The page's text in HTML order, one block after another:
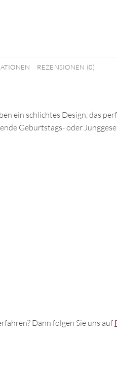
REZENSIONEN (0)
ein schlichtes Design, das
Geburtstags- oder
Dann folgen Sie uns auf